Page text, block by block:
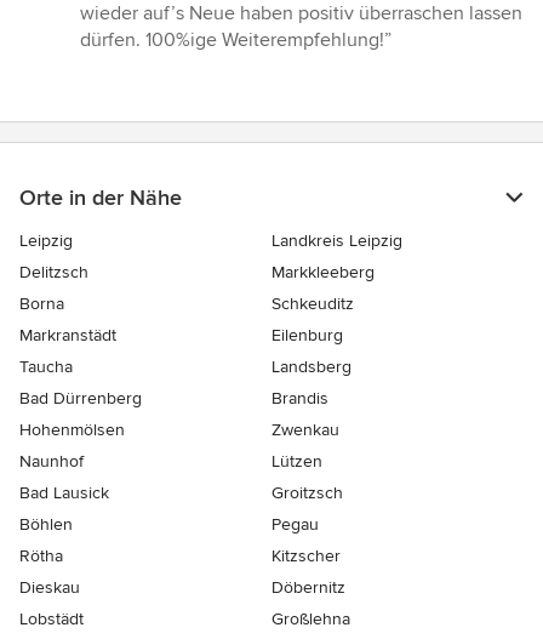
wieder auf’s Neue haben positiv überraschen lassen
dürfen. 100%ige Weiterempfehlung!”
Orte in der Nähe
Leipzig
Landkreis Leipzig
Delitzsch
Markkleeberg
Borna
Schkeuditz
Markranstädt
Eilenburg
Taucha
Landsberg
Bad Dürrenberg
Brandis
Hohenmölsen
Zwenkau
Naunhof
Lützen
Bad Lausick
Groitzsch
Böhlen
Pegau
Rötha
Kitzscher
Dieskau
Döbernitz
Lobstädt
Großlehna